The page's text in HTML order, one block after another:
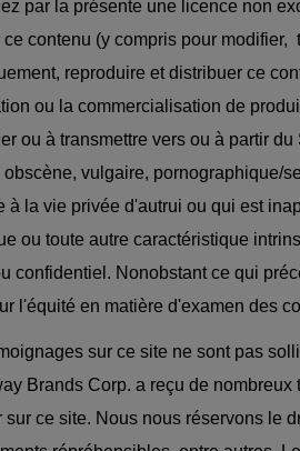
par la présente une licence non
ce contenu (y compris pour
reproduire et distribuer ce
ou la commercialisation de
ou à transmettre vers ou à partir
obscène, vulgaire, pornographique/
à la vie privée d'autrui ou qui est
ou toute autre caractéristique
confidentiel. Nonobstant ce qui
l'équité en matière d'examen des
sur ce site ne sont pas
Brands Corp. a reçu de
sur ce site. Nous nous réservons le